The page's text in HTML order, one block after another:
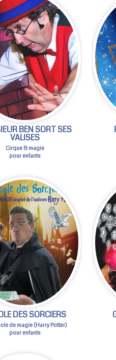
BEN SORT SES
VALISES
Cirque & magie
pour enfants
DES SORCIERS
de magie (Harry Potter)
pour enfants